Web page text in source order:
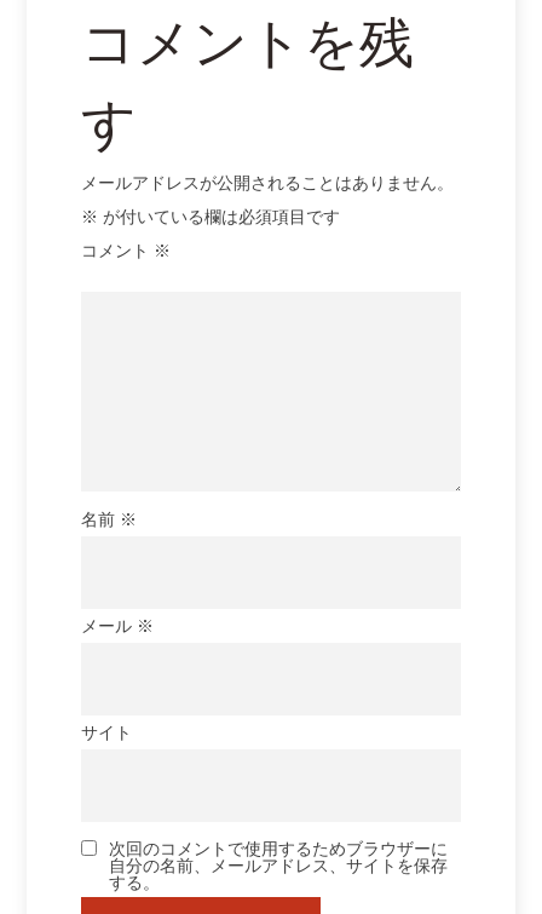
コメントを残
す
メールアドレスが公開されることはありません。
※ が付いている欄は必須項目です
コメント ※
名前 ※
メール ※
サイト
次回のコメントで使用するためブラウザーに
自分の名前、メールアドレス、サイトを保存
する。